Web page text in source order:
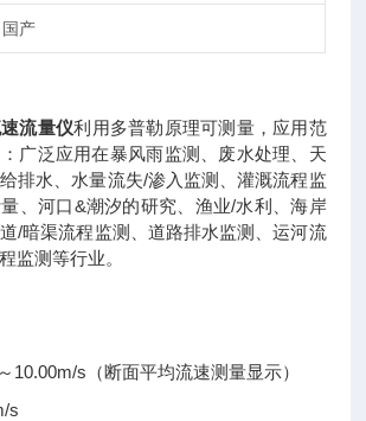
国产
流量仪利用多普勒原理可测量，应用范
广泛应用在暴风雨监测、废水处理、天
排水、水量流失/渗入监测、灌溉流程监
、河口&潮汐的研究、渔业/水利、海岸
/暗渠流程监测、道路排水监测、运河流
监测等行业。
10.00m/s（断面平均流速测量显示）
s